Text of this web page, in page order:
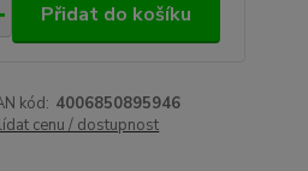
Přidat do košíku
kód: 4006850895946
cenu / dostupnost